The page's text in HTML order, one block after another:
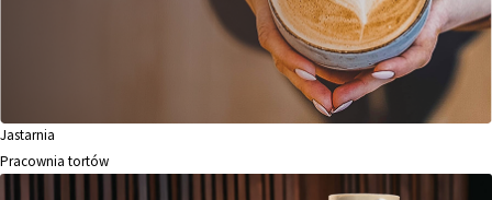
Jastarnia
Pracownia tortów